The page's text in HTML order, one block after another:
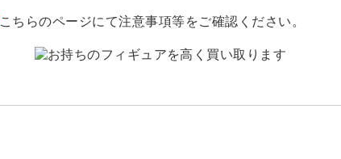
こちらのページにて注意事項等をご確認ください。